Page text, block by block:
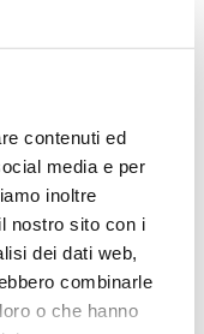
contenuti ed
media e per
inoltre
nostro sito con i
dei dati web,
combinarle
o che hanno
a maglie
questa
delicato,
anche
variante più